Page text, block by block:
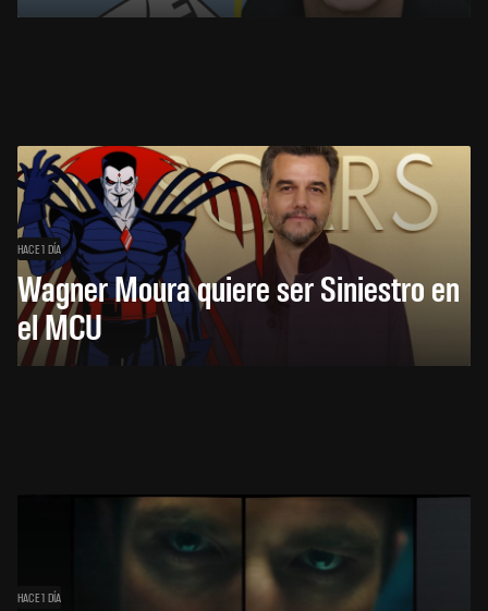
HACE 1 DÍA
Wagner Moura quiere ser Siniestro en
el MCU
HACE 1 DÍA